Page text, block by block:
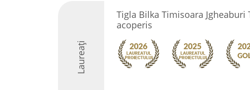
Laureați
Tigla Bilka Timisoara Jgheaburi
acoperis